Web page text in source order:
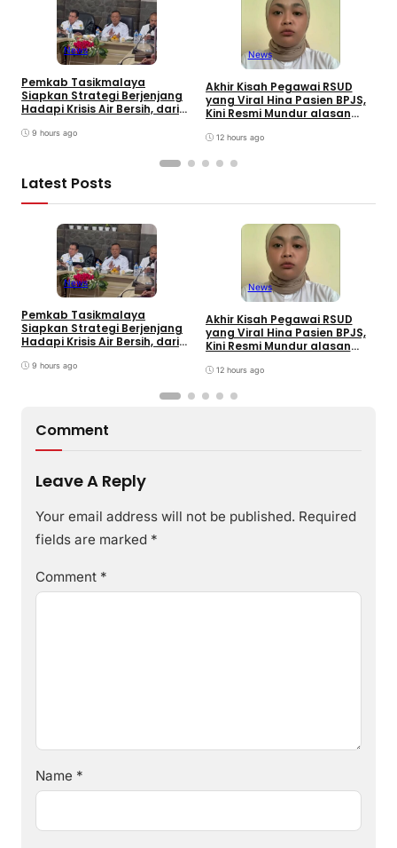
News
Pemkab Tasikmalaya
Siapkan Strategi Berjenjang
Hadapi Krisis Air Bersih, dari
Gerakan Reboisasi
9 hours ago
News
Akhir Kisah Pegawai RSUD
yang Viral Hina Pasien BPJS,
Kini Resmi Mundur alasan
12 hours ago
Latest Posts
News
Pemkab Tasikmalaya
Siapkan Strategi Berjenjang
Hadapi Krisis Air Bersih, dari
Gerakan Reboisasi
9 hours ago
News
Akhir Kisah Pegawai RSUD
yang Viral Hina Pasien BPJS,
Kini Resmi Mundur alasan
12 hours ago
Comment
Leave A Reply
Your email address will not be published. Required
fields are marked *
Comment *
Name *